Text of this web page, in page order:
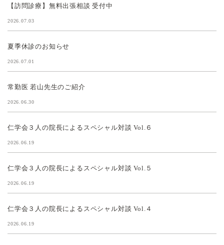
【訪問診療】無料出張相談 受付中
2026.07.03
夏季休診のお知らせ
2026.07.01
常勤医 若山先生のご紹介
2026.06.30
仁学会３人の院長によるスペシャル対談 Vol.６
2026.06.19
仁学会３人の院長によるスペシャル対談 Vol.５
2026.06.19
仁学会３人の院長によるスペシャル対談 Vol.４
2026.06.19